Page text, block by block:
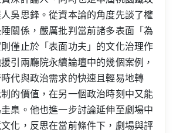
吳思鋒。從資本論的角度先談了權
關係，嚴厲批判當前諸多表面「為
僅止於「表面功夫」的文化治理作
引兩廳院永續論壇中的幾個案例，
代與政治需求的快速且輕易地轉
的價值，在另一個政治時刻中又能
臬。他也進一步討論延伸至劇場中
化，反思在當前條件下，劇場與評